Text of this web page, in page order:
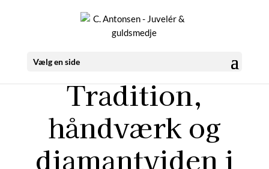
Vælg en side
Tradition,
håndværk og
diamantviden i